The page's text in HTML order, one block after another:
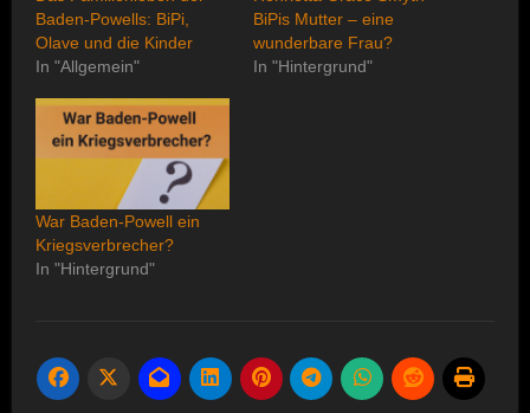
Baden-Powells: BiPi,
Olave und die Kinder
In "Allgemein"
BiPis Mutter – eine
wunderbare Frau?
In "Hintergrund"
War Baden-Powell ein
Kriegsverbrecher?
In "Hintergrund"